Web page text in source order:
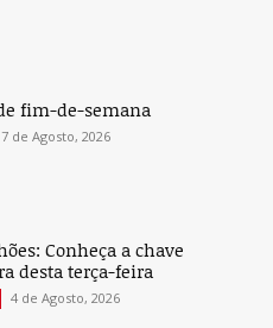
fim-de-semana
7 de Agosto, 2026
Conheça a chave
desta terça-feira
4 de Agosto, 2026